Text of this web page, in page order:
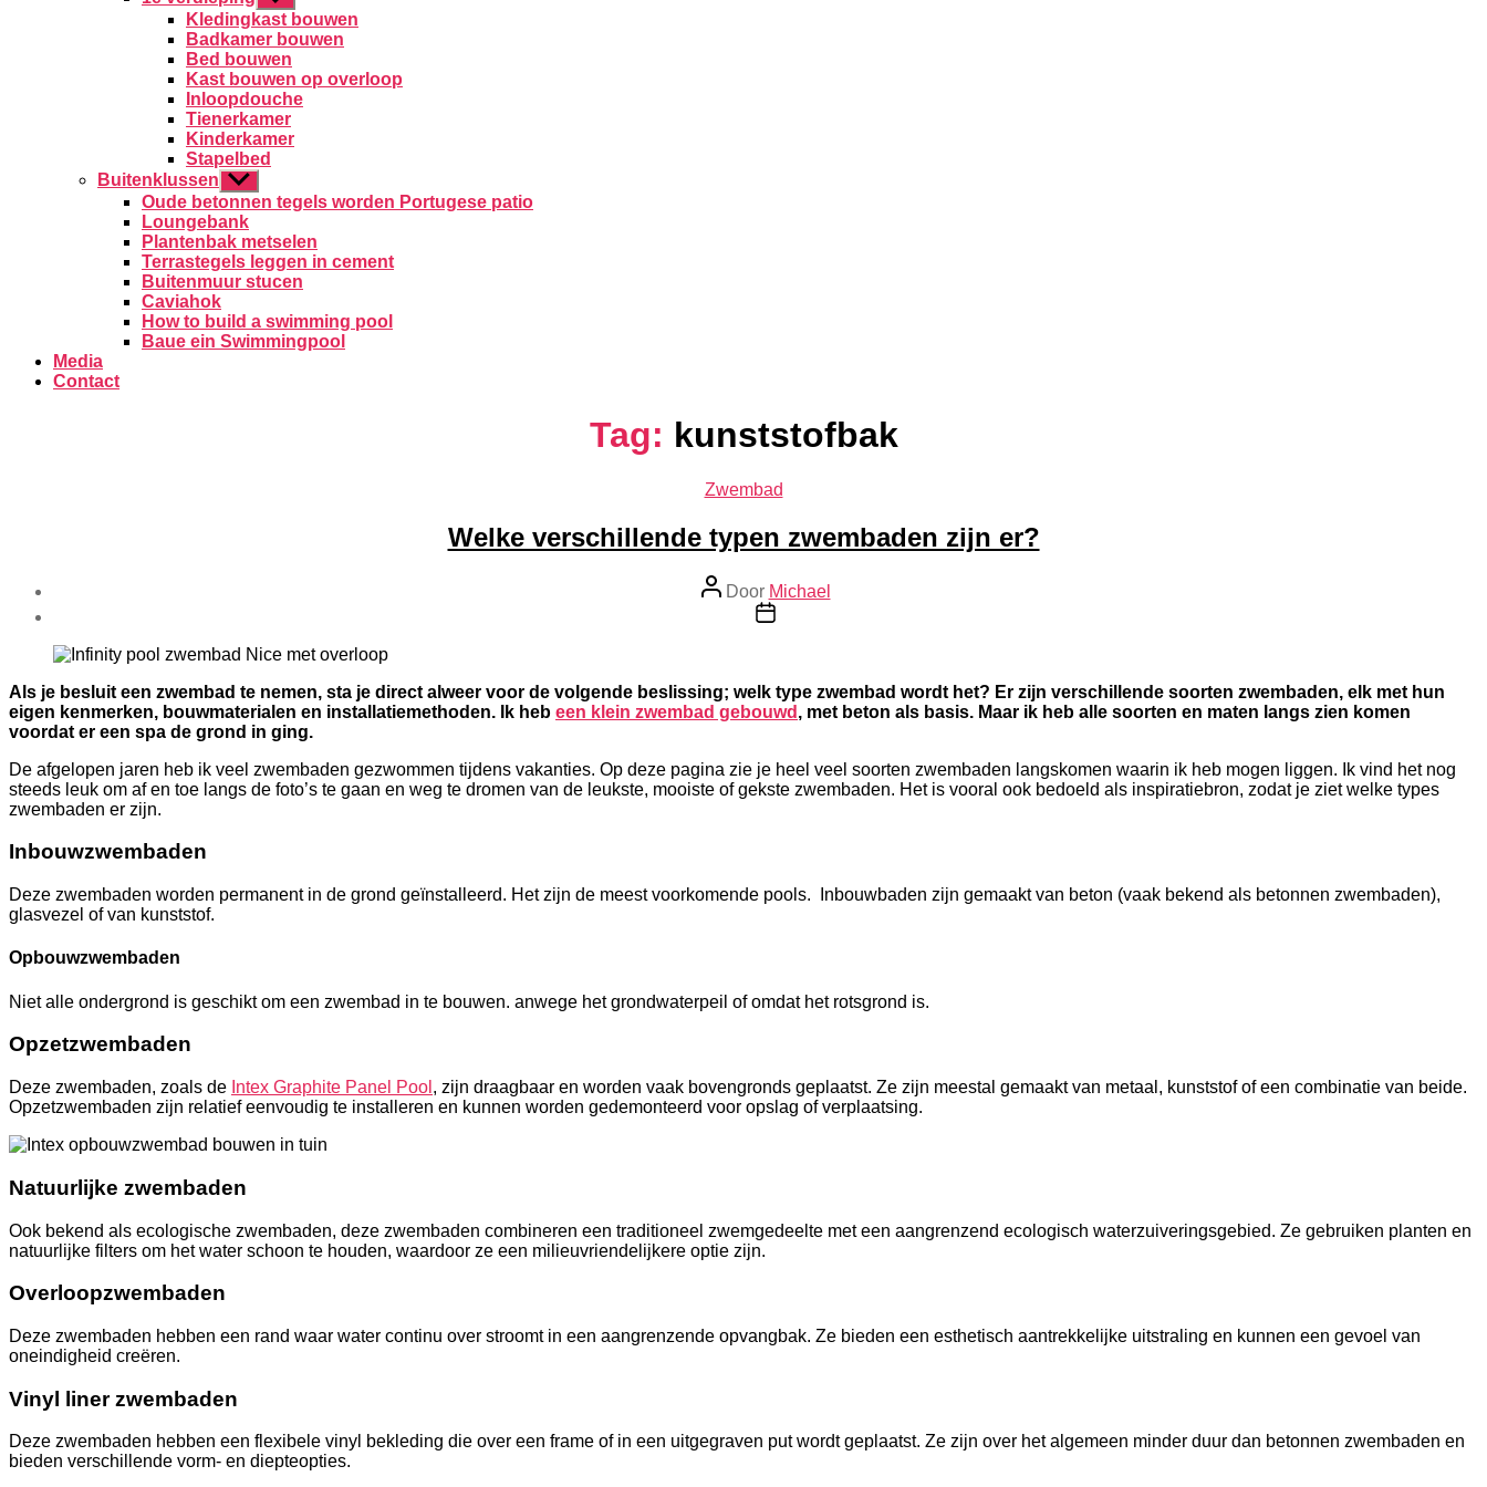
submenu
Kledingkast bouwen
Badkamer bouwen
Bed bouwen
Kast bouwen op overloop
Inloopdouche
Tienerkamer
Kinderkamer
Stapelbed
Buitenklussen Toon
submenu
Oude betonnen tegels worden Portugese patio
Loungebank
Plantenbak metselen
Terrastegels leggen in cement
Buitenmuur stucen
Caviahok
How to build a swimming pool
Baue ein Swimmingpool
Media
Contact
Tag: kunststofbak
Categorieën
Zwembad
Welke verschillende typen zwembaden zijn er?
Berichtauteur
Door Michael
Berichtdatum
Als je besluit een zwembad te nemen, sta je direct alweer voor de volgende beslissing; welk type zwembad wordt het? Er zijn verschillende soorten zwembaden, elk met hun
eigen kenmerken, bouwmaterialen en installatiemethoden. Ik heb een klein zwembad gebouwd , met beton als basis. Maar ik heb alle soorten en maten langs zien komen
voordat er een spa de grond in ging.
De afgelopen jaren heb ik veel zwembaden gezwommen tijdens vakanties. Op deze pagina zie je heel veel soorten zwembaden langskomen waarin ik heb mogen liggen. Ik vind het nog
steeds leuk om af en toe langs de foto’s te gaan en weg te dromen van de leukste, mooiste of gekste zwembaden. Het is vooral ook bedoeld als inspiratiebron, zodat je ziet welke types
zwembaden er zijn.
Inbouwzwembaden
Deze zwembaden worden permanent in de grond geïnstalleerd. Het zijn de meest voorkomende pools. Inbouwbaden zijn gemaakt van beton (vaak bekend als betonnen zwembaden),
glasvezel of van kunststof.
Opbouwzwembaden
Niet alle ondergrond is geschikt om een zwembad in te bouwen. anwege het grondwaterpeil of omdat het rotsgrond is.
Opzetzwembaden
Deze zwembaden, zoals de Intex Graphite Panel Pool , zijn draagbaar en worden vaak bovengronds geplaatst. Ze zijn meestal gemaakt van metaal, kunststof of een combinatie van beide.
Opzetzwembaden zijn relatief eenvoudig te installeren en kunnen worden gedemonteerd voor opslag of verplaatsing.
Natuurlijke zwembaden
Ook bekend als ecologische zwembaden, deze zwembaden combineren een traditioneel zwemgedeelte met een aangrenzend ecologisch waterzuiveringsgebied. Ze gebruiken planten en
natuurlijke filters om het water schoon te houden, waardoor ze een milieuvriendelijkere optie zijn.
Overloopzwembaden
Deze zwembaden hebben een rand waar water continu over stroomt in een aangrenzende opvangbak. Ze bieden een esthetisch aantrekkelijke uitstraling en kunnen een gevoel van
oneindigheid creëren.
Vinyl liner zwembaden
Deze zwembaden hebben een flexibele vinyl bekleding die over een frame of in een uitgegraven put wordt geplaatst. Ze zijn over het algemeen minder duur dan betonnen zwembaden en
bieden verschillende vorm- en diepteopties.